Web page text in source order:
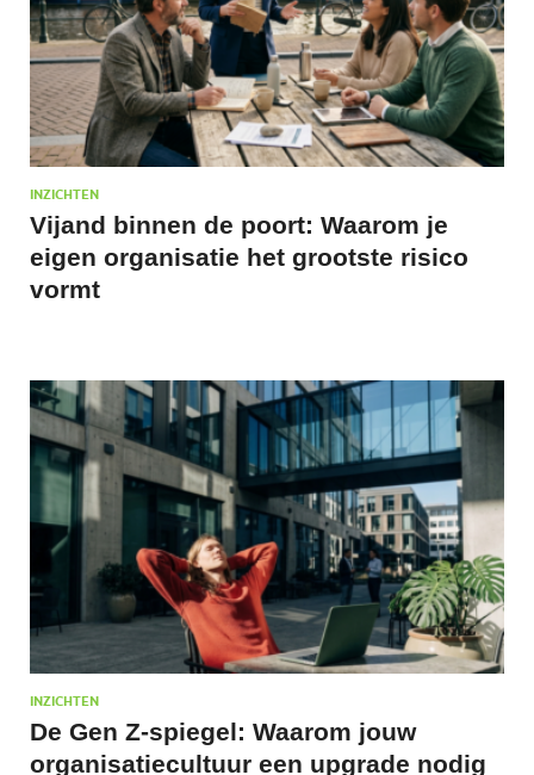
INZICHTEN
Vijand binnen de poort: Waarom je
eigen organisatie het grootste risico
vormt
INZICHTEN
De Gen Z-spiegel: Waarom jouw
organisatiecultuur een upgrade nodig